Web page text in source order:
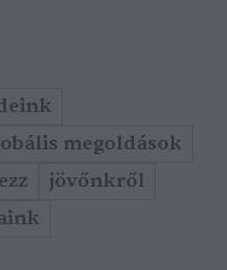
megoldások
jövőnkről